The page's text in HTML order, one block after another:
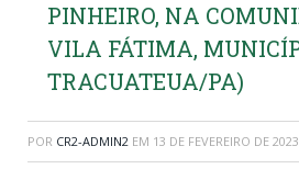
PINHEIRO, NA
VILA FÁTIMA,
TRACUATEUA/PA)
POR CR2-ADMIN2 EM 13 DE FEVEREIRO DE 2023